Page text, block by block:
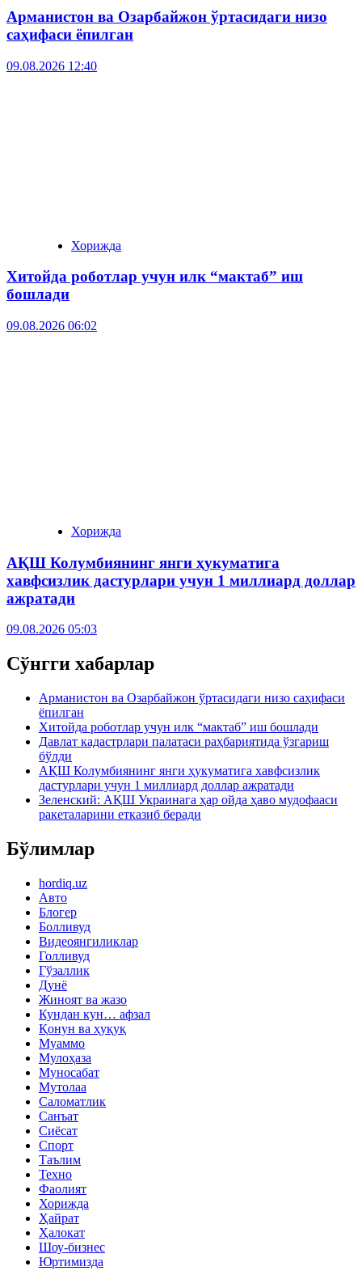
Арманистон ва Озарбайжон ўртасидаги низо
саҳифаси ёпилган
09.08.2026 12:40
Хорижда
Хитойда роботлар учун илк “мактаб” иш
бошлади
09.08.2026 06:02
Хорижда
АҚШ Колумбиянинг янги ҳукуматига
хавфсизлик дастурлари учун 1 миллиард доллар
ажратади
09.08.2026 05:03
Сўнгги хабарлар
Арманистон ва Озарбайжон ўртасидаги низо саҳифаси
ёпилган
Хитойда роботлар учун илк “мактаб” иш бошлади
Давлат кадастрлари палатаси раҳбариятида ўзгариш
бўлди
АҚШ Колумбиянинг янги ҳукуматига хавфсизлик
дастурлари учун 1 миллиард доллар ажратади
Зеленский: АҚШ Украинага ҳар ойда ҳаво мудофааси
ракеталарини етказиб беради
Бўлимлар
hordiq.uz
Авто
Блогер
Болливуд
Видеоянгиликлар
Голливуд
Гўзаллик
Дунё
Жиноят ва жазо
Кундан кун… афзал
Қонун ва ҳуқуқ
Муаммо
Мулоҳаза
Муносабат
Мутолаа
Саломатлик
Санъат
Сиёсат
Спорт
Таълим
Техно
Фаолият
Хорижда
Ҳайрат
Ҳалокат
Шоу-бизнес
Юртимизда